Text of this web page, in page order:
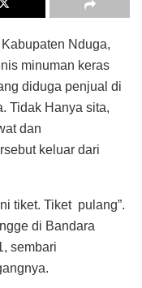
Nduga,
minuman keras
diduga penjual di
Tidak Hanya sita,
dan
keluar dari
tiket. Tiket pulang”.
di Bandara
sembari